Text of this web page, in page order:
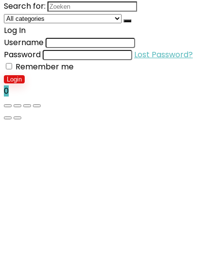
Search for:
Log In
Username
Password
Lost Password?
Remember me
Login
0